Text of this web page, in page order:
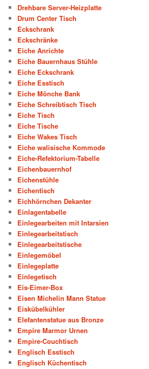
Drehbare Server-Heizplatte
Drum Center Tisch
Eckschrank
Eckschränke
Eiche Anrichte
Eiche Bauernhaus Stühle
Eiche Eckschrank
Eiche Esstisch
Eiche Mönche Bank
Eiche Schreibtisch Tisch
Eiche Tisch
Eiche Tische
Eiche Wakes Tisch
Eiche walisische Kommode
Eiche-Refektorium-Tabelle
Eichenbauernhof
Eichenstühle
Eichentisch
Eichhörnchen Dekanter
Einlagentabelle
Einlegearbeiten mit Intarsien
Einlegearbeitstisch
Einlegearbeitstische
Einlegemöbel
Einlegeplatte
Einlegetisch
Eis-Eimer-Box
Eisen Michelin Mann Statue
Eiskübelkühler
Elefantenstatue aus Bronze
Empire Marmor Urnen
Empire-Couchtisch
Englisch Esstisch
Englisch Küchentisch